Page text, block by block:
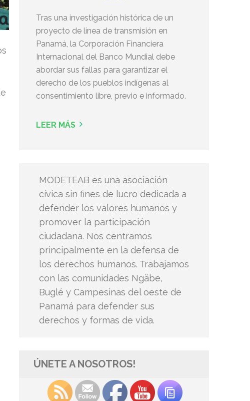
Tras una investigación histórica de un
proyecto de línea de transmisión en
Panamá, la Corporación Financiera
Internacional del Banco Mundial debe
abordar sus fallas para garantizar el
derecho de los pueblos indígenas al
consentimiento libre, previo e informado.
LEER MÁS
MODETEAB es una asociación
cívica sin fines de lucro dedicada a
defender los valores humanos y
promover la participación
ciudadana. Nos centramos
principalmente en la defensa de
los derechos humanos. Trabajamos
con las comunidades Ngäbe,
Buglé y Campesinas del oeste de
Panamá para defender sus
derechos y formas de vida.
ÚNETE A NOSOTROS!